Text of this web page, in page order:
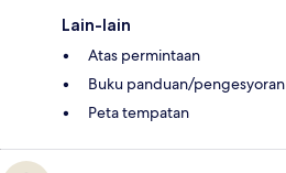
Lain-lain
Atas permintaan
Buku panduan/pengesyoran
Peta tempatan